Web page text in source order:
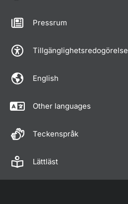
Pressrum
Tillgänglighetsredogörelse
English
Other languages
Teckenspråk
Lättläst